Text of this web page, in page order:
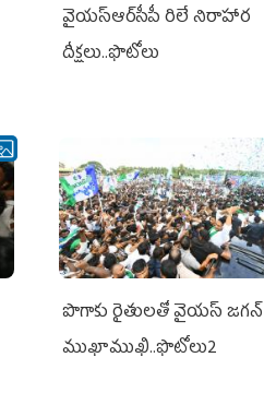
వైయ‌స్ఆర్‌సీపీ రిలే నిరాహార
దీక్షలు..ఫొటోలు
పొగాకు రైతుల‌తో వైయ‌స్ జ‌గ‌న్
ముఖాముఖి..ఫొటోలు2